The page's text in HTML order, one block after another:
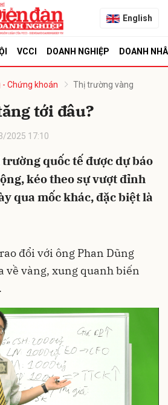
English
VCCI DOANH NGHIỆP DOANH
- Chứng khoán Thị trường vàng
tới đâu?
2025 17:10
quốc tế được dự báo
kéo theo sự vượt đỉnh
qua mốc khác, đặc biệt là
đổi với ông Phan Dũng
về vàng, xung quanh biến
Hủy